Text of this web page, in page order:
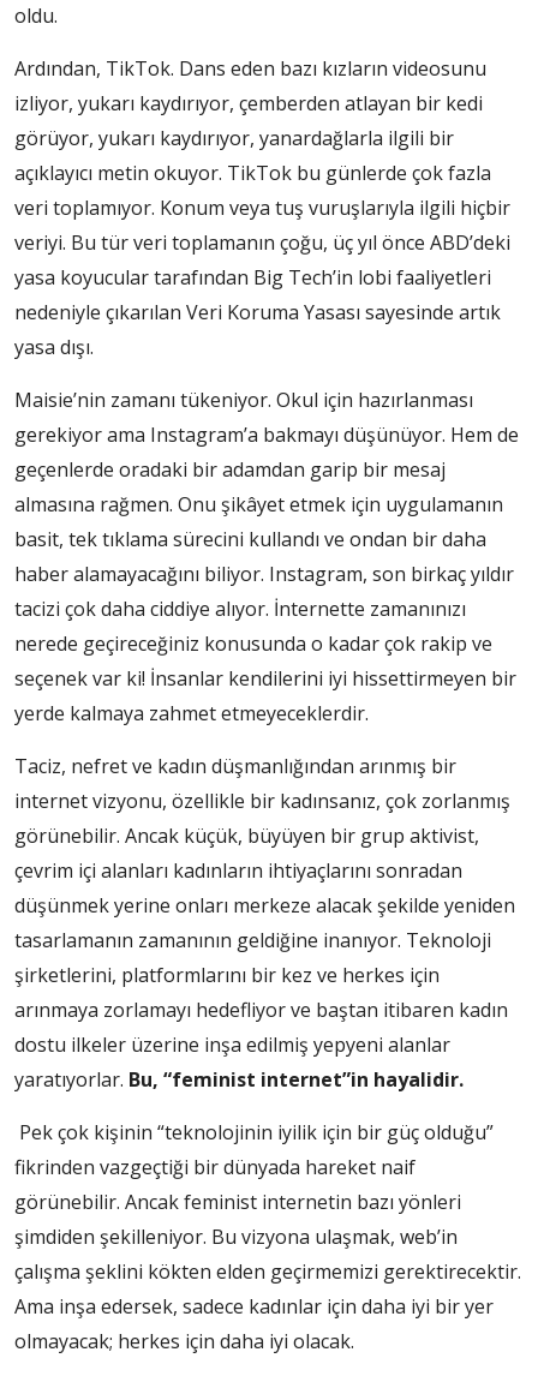
oldu.
Ardından, TikTok. Dans eden bazı kızların videosunu
izliyor, yukarı kaydırıyor, çemberden atlayan bir kedi
görüyor, yukarı kaydırıyor, yanardağlarla ilgili bir
açıklayıcı metin okuyor. TikTok bu günlerde çok fazla
veri toplamıyor. Konum veya tuş vuruşlarıyla ilgili hiçbir
veriyi. Bu tür veri toplamanın çoğu, üç yıl önce ABD’deki
yasa koyucular tarafından Big Tech’in lobi faaliyetleri
nedeniyle çıkarılan Veri Koruma Yasası sayesinde artık
yasa dışı.
Maisie’nin zamanı tükeniyor. Okul için hazırlanması
gerekiyor ama Instagram’a bakmayı düşünüyor. Hem de
geçenlerde oradaki bir adamdan garip bir mesaj
almasına rağmen. Onu şikâyet etmek için uygulamanın
basit, tek tıklama sürecini kullandı ve ondan bir daha
haber alamayacağını biliyor. Instagram, son birkaç yıldır
tacizi çok daha ciddiye alıyor. İnternette zamanınızı
nerede geçireceğiniz konusunda o kadar çok rakip ve
seçenek var ki! İnsanlar kendilerini iyi hissettirmeyen bir
yerde kalmaya zahmet etmeyeceklerdir.
Taciz, nefret ve kadın düşmanlığından arınmış bir
internet vizyonu, özellikle bir kadınsanız, çok zorlanmış
görünebilir. Ancak küçük, büyüyen bir grup aktivist,
çevrim içi alanları kadınların ihtiyaçlarını sonradan
düşünmek yerine onları merkeze alacak şekilde yeniden
tasarlamanın zamanının geldiğine inanıyor. Teknoloji
şirketlerini, platformlarını bir kez ve herkes için
arınmaya zorlamayı hedefliyor ve baştan itibaren kadın
dostu ilkeler üzerine inşa edilmiş yepyeni alanlar
yaratıyorlar. Bu, “feminist internet”in hayalidir.
Pek çok kişinin “teknolojinin iyilik için bir güç olduğu”
fikrinden vazgeçtiği bir dünyada hareket naif
görünebilir. Ancak feminist internetin bazı yönleri
şimdiden şekilleniyor. Bu vizyona ulaşmak, web’in
çalışma şeklini kökten elden geçirmemizi gerektirecektir.
Ama inşa edersek, sadece kadınlar için daha iyi bir yer
olmayacak; herkes için daha iyi olacak.